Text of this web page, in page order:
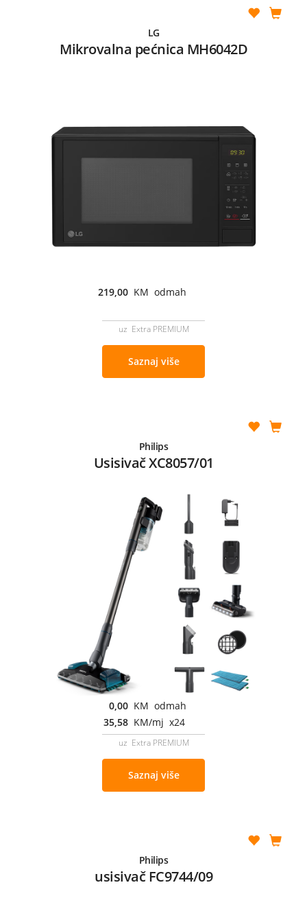
LG
Mikrovalna pećnica MH6042D
219,00 KM odmah
uz Extra PREMIUM
Saznaj više
Philips
Usisivač XC8057/01
0,00 KM odmah
35,58 KM/mj x24
uz Extra PREMIUM
Saznaj više
Philips
usisivač FC9744/09